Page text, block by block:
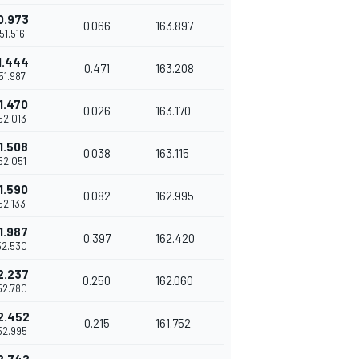
0.066 163.897
0.471 163.208
0.026 163.170
0.038 163.115
0.082 162.995
0.397 162.420
0.250 162.060
0.215 161.752